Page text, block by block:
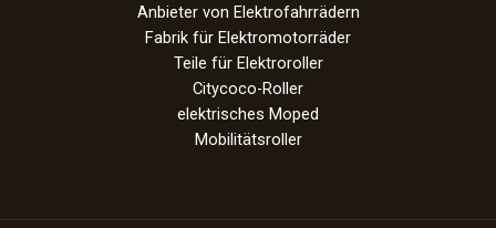
Anbieter von Elektrofahrrädern
Fabrik für Elektromotorräder
Teile für Elektroroller
Citycoco-Roller
elektrisches Moped
Mobilitätsroller